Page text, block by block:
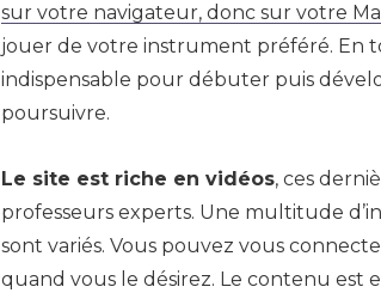
sur votre navigateur, donc sur votre
jouer de votre instrument préféré. En
indispensable pour débuter puis
poursuivre.
Le site est riche en vidéos, ces
professeurs experts. Une multitude
sont variés. Vous pouvez vous
quand vous le désirez. Le contenu est